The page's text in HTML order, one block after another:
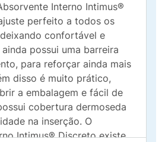
Interno Intimus®
perfeito a todos os
confortável e
possui uma barreira
para reforçar ainda mais
disso é muito prático,
a embalagem e fácil de
cobertura dermoseda
na inserção. O
Intimus® Discreto existe